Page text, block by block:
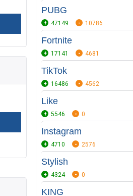
PUBG
47149 10786
Fortnite
17141 4681
TikTok
16486 4562
Like
5546 0
Instagram
4710 2576
Stylish
4324 0
KING